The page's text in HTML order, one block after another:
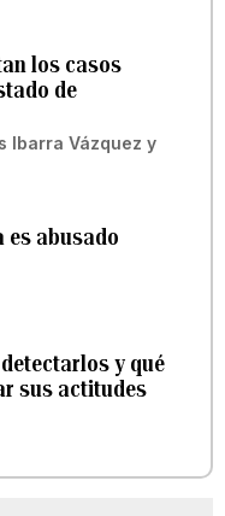
los casos
de
Ibarra Vázquez y
es abusado
y qué
sus actitudes